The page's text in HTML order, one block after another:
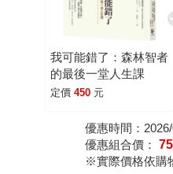
我可能錯了：森林智者
的最後一堂人生課
定價 450 元
優惠時間：
優惠組合價： 75
※實際價格依購